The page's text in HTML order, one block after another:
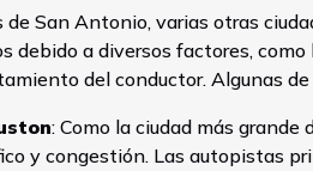
de San Antonio, varias otras
debido a diversos factores,
del conductor. Algunas
: Como la ciudad más
y congestión. Las autopistas